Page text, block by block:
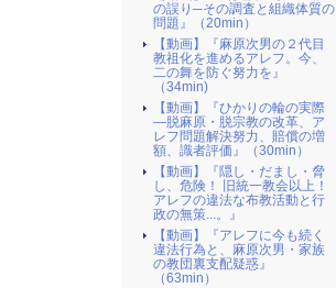
の誤り─その調査と組織体質の
問題』（20min）
【動画】『麻原次男の２代目
教祖化を進めるアレフ。今、
二の舞を防ぐ努力を』
（34min)
【動画】『ひかりの輪の実際
―脱麻原・脱宗教の改革、ア
レフ問題解決努力、賠償の増
額、識者評価』（30min）
【動画】『隠し・だまし・脅
し、危険！ 旧統一教会以上！
アレフの違法な布教活動と行
政の無策...。』
【動画】『アレフに今も続く
違法行為と、麻原次男・家族
の教団裏支配疑惑』
（63min）